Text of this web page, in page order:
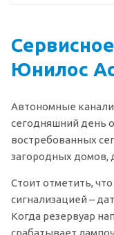
Юнилос
Автономные
сегодняшний день
востребованных
загородных домов,
Стоит отметить,
сигнализацией –
Когда резервуар
срабатывает